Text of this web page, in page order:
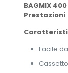
BAGMIX
Prestazioni
Facile